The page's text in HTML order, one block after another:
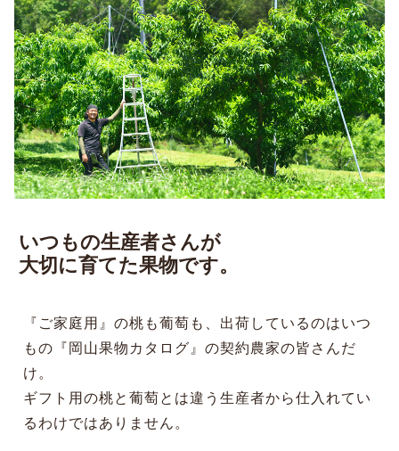
いつもの生産者さんが
大切に育てた果物です。
『ご家庭用』の桃も葡萄も、出荷しているのはいつ
もの『岡山果物カタログ』の契約農家の皆さんだ
け。
ギフト用の桃と葡萄とは違う生産者から仕入れてい
るわけではありません。